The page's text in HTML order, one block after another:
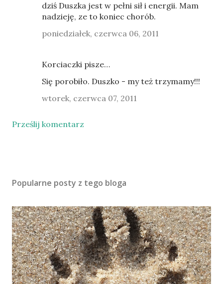
dziś Duszka jest w pełni sił i energii. Mam
nadzieję, ze to koniec chorób.
poniedziałek, czerwca 06, 2011
Korciaczki pisze…
Się porobiło. Duszko - my też trzymamy!!!
wtorek, czerwca 07, 2011
Prześlij komentarz
Popularne posty z tego bloga